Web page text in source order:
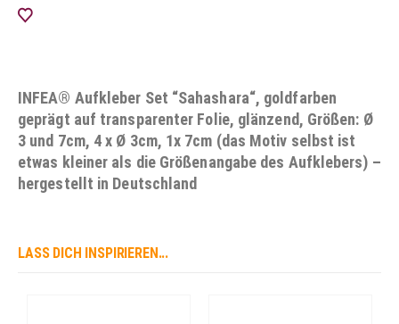
INFEA® Aufkleber Set “Sahashara“, goldfarben
geprägt auf transparenter Folie, glänzend, Größen: Ø
3 und 7cm, 4 x Ø 3cm, 1x 7cm (das Motiv selbst ist
etwas kleiner als die Größenangabe des Aufklebers) –
hergestellt in Deutschland
LASS DICH INSPIRIEREN...